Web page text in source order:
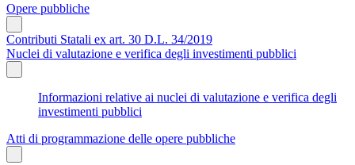
Opere pubbliche
Contributi Statali ex art. 30 D.L. 34/2019
Nuclei di valutazione e verifica degli investimenti pubblici
Informazioni relative ai nuclei di valutazione e verifica degli
investimenti pubblici
Atti di programmazione delle opere pubbliche